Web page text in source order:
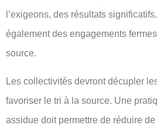
l’exigeons, des résultats
également des engagements
source.
Les collectivités devront décupler
favoriser le tri à la source. Une
assidue doit permettre de réduire